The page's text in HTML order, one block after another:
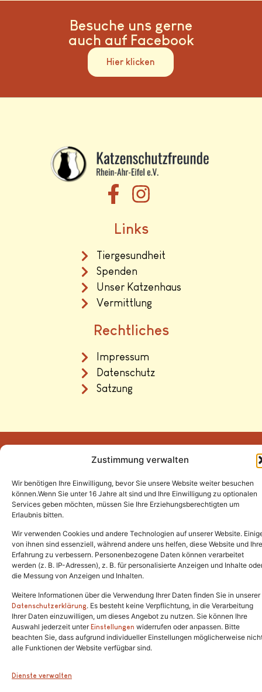
Zustimmung verwalten
Wir benötigen Ihre Einwilligung, bevor Sie unsere Website weiter besuchen
können.Wenn Sie unter 16 Jahre alt sind und Ihre Einwilligung zu optionalen
Services geben möchten, müssen Sie Ihre Erziehungsberechtigten um
Erlaubnis bitten.
Wir verwenden Cookies und andere Technologien auf unserer Website.
von ihnen sind essenziell, während andere uns helfen, diese Website und Ihre
Erfahrung zu verbessern. Personenbezogene Daten können verarbeitet
werden (z. B. IP-Adressen), z. B. für personalisierte Anzeigen und Inhalte
die Messung von Anzeigen und Inhalten.
Weitere Informationen über die Verwendung Ihrer Daten finden Sie in unserer
Datenschutzerklärung. Es besteht keine Verpflichtung, in die Verarbeitung
Ihrer Daten einzuwilligen, um dieses Angebot zu nutzen. Sie können Ihre
Auswahl jederzeit unterEinstellungen widerrufen oder anpassen. Bitte
beachten Sie, dass aufgrund individueller Einstellungen möglicherweise
alle Funktionen der Website verfügbar sind.
Dienste verwalten
Besuche uns gerne
auch auf Facebook
Hier klicken
Links
Tiergesundheit
Spenden
Unser Katzenhaus
Vermittlung
Rechtliches
Impressum
Datenschutz
Satzung
Copyright © 2024. Alle Rechte vorbehalten.
Tel.:(02646) 915928
info@katzenschutzfreunde.de
Im Brandenfeld 22
53426 Schalkenbach